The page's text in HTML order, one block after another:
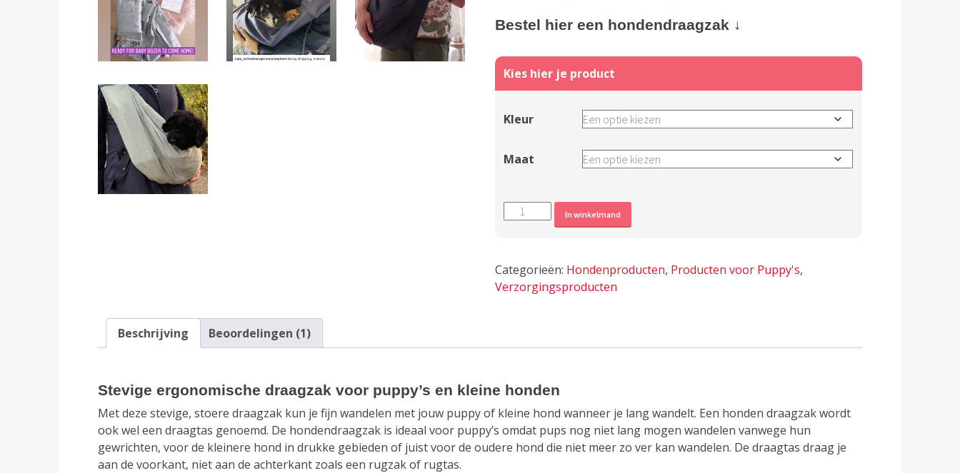
Bestel hier een hondendraagzak ↓
Kleur
Maat
Stevige
ergonomische
puppy's
en
aantal
In winkelmand
Categorieën: Hondenproducten, Producten voor Puppy's,
Verzorgingsproducten
Beschrijving Beoordelingen (1)
Stevige ergonomische draagzak voor puppy’s en kleine honden
Met deze stevige, stoere draagzak kun je fijn wandelen met jouw puppy of kleine hond wanneer je lang wandelt. Een honden draagzak wordt
ook wel een draagtas genoemd. De hondendraagzak is ideaal voor puppy’s omdat pups nog niet lang mogen wandelen vanwege hun
gewrichten, voor de kleinere hond in drukke gebieden of juist voor de oudere hond die niet meer zo ver kan wandelen. De draagtas draag je
aan de voorkant, niet aan de achterkant zoals een rugzak of rugtas.